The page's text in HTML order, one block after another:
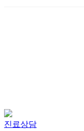
진료상담